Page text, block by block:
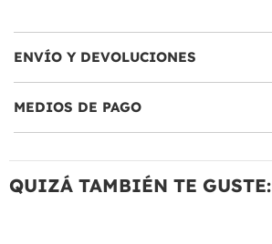
ENVÍO Y DEVOLUCIONES
MEDIOS DE PAGO
QUIZÁ TAMBIÉN TE GUSTE: